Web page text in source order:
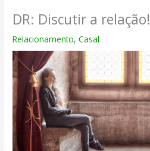
DR: Discutir a relação!
Relacionamento,Casal